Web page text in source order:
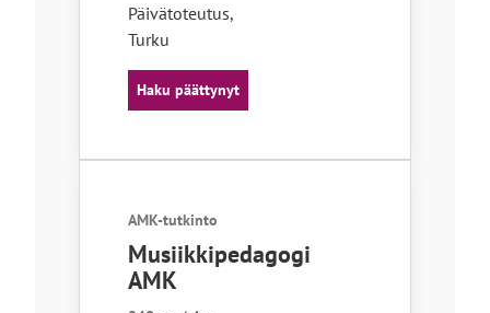
Päivätoteutus,
Turku
Haku päättynyt
AMK-tutkinto
Musiikkipedagogi
AMK